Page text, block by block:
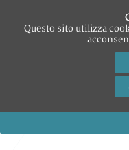
Questo sito utilizza